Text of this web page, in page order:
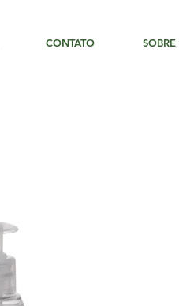
CONTATO SOBRE